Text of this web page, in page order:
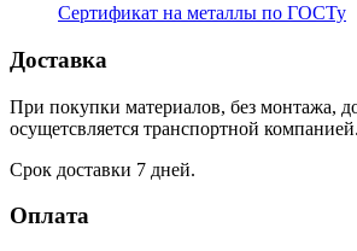
Сертификат на металлы по ГОСТу
Доставка
При покупки материалов, без монтажа,
осущетсвляется транспортной компанией.
Срок доставки 7 дней.
Оплата